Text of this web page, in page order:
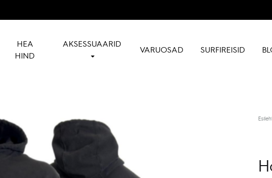
HEA
HIND
AKSESSUAARID
VARUOSAD SURFIREISID